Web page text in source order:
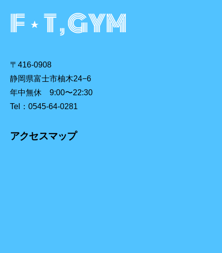
〒416-0908
静岡県富士市柚木24−6
年中無休 9:00〜22:30
Tel：0545-64-0281
アクセスマップ